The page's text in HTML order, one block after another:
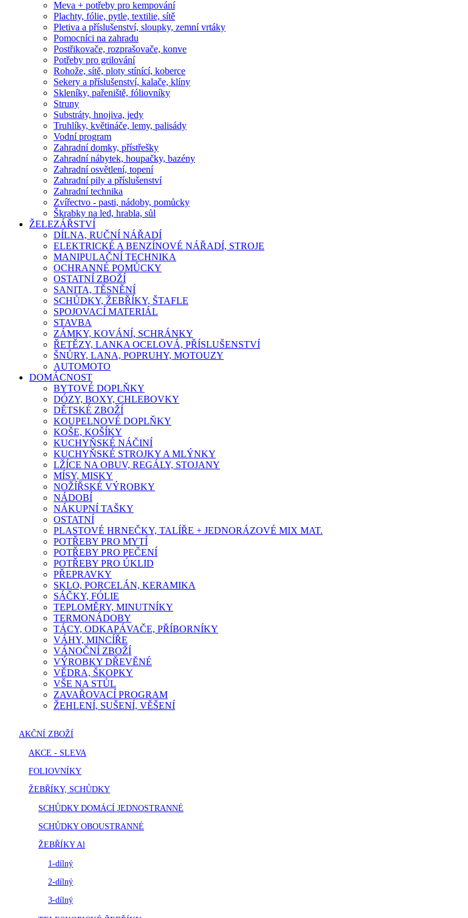
Meva + potřeby pro kempování
Plachty, fólie, pytle, textilie, sítě
Pletiva a příslušenství, sloupky, zemní vrtáky
Pomocníci na zahradu
Postřikovače, rozprašovače, konve
Potřeby pro grilování
Rohože, sítě, ploty stínící, koberce
Sekery a příslušenství, kalače, klíny
Skleníky, pařeniště, fóliovníky
Struny
Substráty, hnojiva, jedy
Truhlíky, květináče, lemy, palisády
Vodní program
Zahradní domky, přístřešky
Zahradní nábytek, houpačky, bazény
Zahradní osvětlení, topení
Zahradní pily a příslušenství
Zahradní technika
Zvířectvo - pasti, nádoby, pomůcky
Škrabky na led, hrabla, sůl
ŽELEZÁŘSTVÍ
DÍLNA, RUČNÍ NÁŘADÍ
ELEKTRICKÉ A BENZÍNOVÉ NÁŘADÍ, STROJE
MANIPULAČNÍ TECHNIKA
OCHRANNÉ POMŮCKY
OSTATNÍ ZBOŽÍ
SANITA, TĚSNĚNÍ
SCHŮDKY, ŽEBŘÍKY, ŠTAFLE
SPOJOVACÍ MATERIÁL
STAVBA
ZÁMKY, KOVÁNÍ, SCHRÁNKY
ŘETĚZY, LANKA OCELOVÁ, PŘÍSLUŠENSTVÍ
ŠNŮRY, LANA, POPRUHY, MOTOUZY
AUTOMOTO
DOMÁCNOST
BYTOVÉ DOPLŇKY
DÓZY, BOXY, CHLEBOVKY
DĚTSKÉ ZBOŽÍ
KOUPELNOVÉ DOPLŇKY
KOŠE, KOŠÍKY
KUCHYŇSKÉ NÁČINÍ
KUCHYŇSKÉ STROJKY A MLÝNKY
LŽÍCE NA OBUV, REGÁLY, STOJANY
MÍSY, MISKY
NOŽÍŘSKÉ VÝROBKY
NÁDOBÍ
NÁKUPNÍ TAŠKY
OSTATNÍ
PLASTOVÉ HRNEČKY, TALÍŘE + JEDNORÁZOVÉ MIX MAT.
POTŘEBY PRO MYTÍ
POTŘEBY PRO PEČENÍ
POTŘEBY PRO ÚKLID
PŘEPRAVKY
SKLO, PORCELÁN, KERAMIKA
SÁČKY, FÓLIE
TEPLOMĚRY, MINUTNÍKY
TERMONÁDOBY
TÁCY, ODKAPÁVAČE, PŘÍBORNÍKY
VÁHY, MINCÍŘE
VÁNOČNÍ ZBOŽÍ
VÝROBKY DŘEVĚNÉ
VĚDRA, ŠKOPKY
VŠE NA STŮL
ZAVAŘOVACÍ PROGRAM
ŽEHLENÍ, SUŠENÍ, VĚŠENÍ
AKČNÍ ZBOŽÍ
AKCE - SLEVA
FOLIOVNÍKY
ŽEBŘÍKY, SCHŮDKY
SCHŮDKY DOMÁCÍ JEDNOSTRANNÉ
SCHŮDKY OBOUSTRANNÉ
ŽEBŘÍKY Al
1-dílný
2-dílný
3-dílný